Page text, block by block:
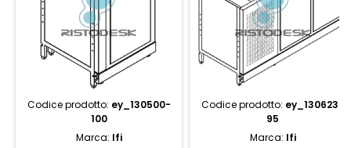
Codice prodotto: ey_130500-
100
Marca: Ifi
Codice prodotto: ey_130623-
95
Marca: Ifi